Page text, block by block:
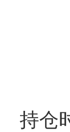
持仓